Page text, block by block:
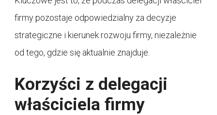
firmy pozostaje odpowiedzialny za decyzje
strategiczne i kierunek rozwoju firmy, niezależnie
od tego, gdzie się aktualnie znajduje.
Korzyści z delegacji
właściciela firmy